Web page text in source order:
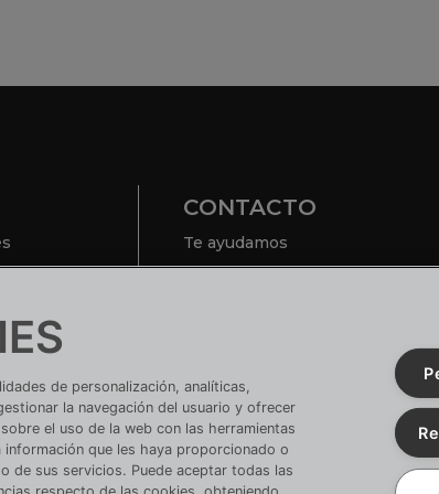
cookies
CONTACTO
Te ayudamos
¿TIENES UNA
Conoce tus ventajas
Si ya tienes cuenta:
de personalización, analíticas,
la navegación del usuario y ofrecer
el uso de la web con las herramientas
que les haya proporcionado o
de sus servicios. Puede aceptar todas las